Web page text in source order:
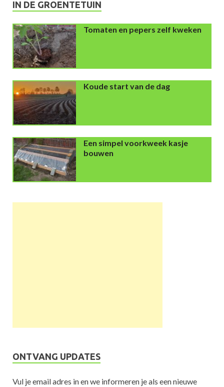
IN DE GROENTETUIN
Tomaten en pepers zelf kweken
Koude start van de dag
Een simpel voorkweek kasje
bouwen
ONTVANG UPDATES
Vul je email adres in en we informeren je als een nieuwe